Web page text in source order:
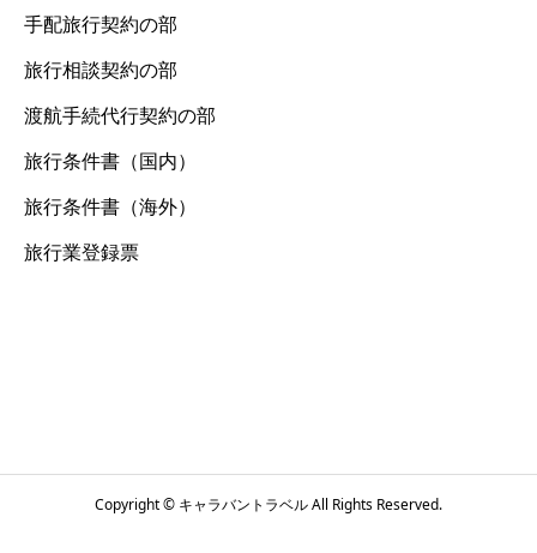
手配旅行契約の部
旅行相談契約の部
渡航手続代行契約の部
旅行条件書（国内）
旅行条件書（海外）
旅行業登録票
Copyright © キャラバントラベル All Rights Reserved.